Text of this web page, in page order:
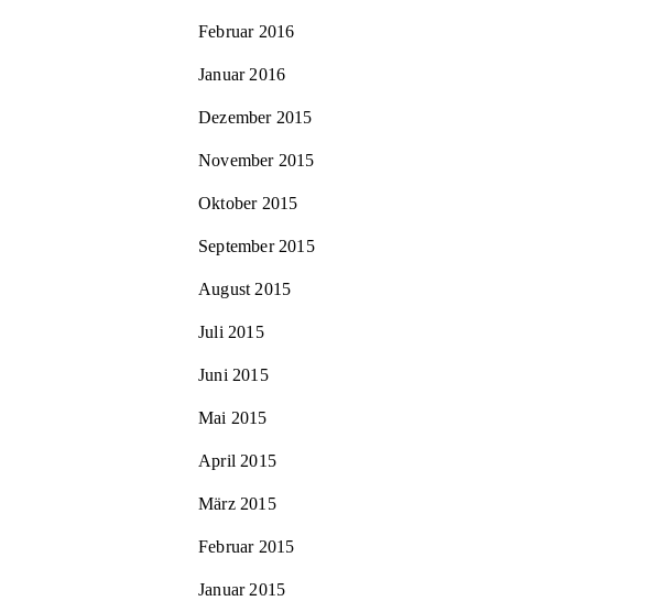
Februar 2016
Januar 2016
Dezember 2015
November 2015
Oktober 2015
September 2015
August 2015
Juli 2015
Juni 2015
Mai 2015
April 2015
März 2015
Februar 2015
Januar 2015